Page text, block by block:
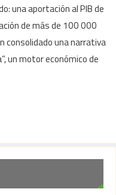
una aportación al PIB de
de más de 100 000
consolidado una narrativa
un motor económico de